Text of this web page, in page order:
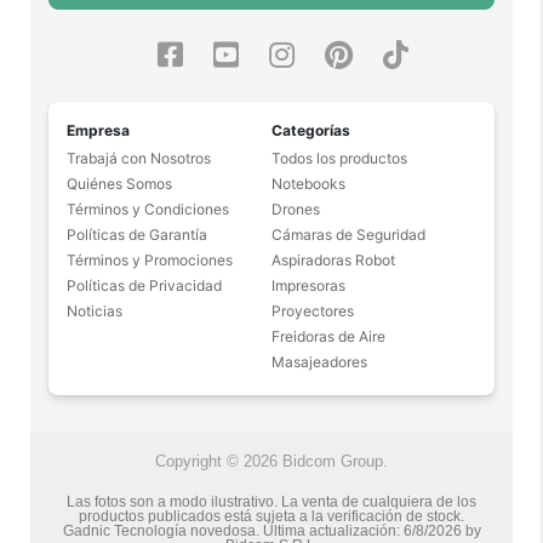
• 12 canales meteorológicos NOAA
• 155 códigos de privacidad (50 códigos CTCSS/ 105
códigos DCS)
privacidad
• Monitoreo y escaneo de canales
• Operación Manos Libres
• Tono de pitido Roger
• Tonos de pulsación de teclas
• Conector para auriculares Kenwood de 2 pines
• Conector USB tipo C para cargar
• Dos opciones de alimentación: Batería de iones de
litio de 1400 mAh o 3 baterías alcalinas AA por radio
• Reloj Dual
---------------------------------------------------
Empresa
Trabajá con Nosotros
Quiénes Somos
Términos y Condiciones
Políticas de Garantía
Términos y Promociones
Políticas de Privacidad
Noticias
Categorías
Todos los productos
Notebooks
Drones
Cámaras de Seguridad
Aspiradoras Robot
Impresoras
Proyectores
Freidoras de Aire
Masajeadores
Copyright © 2026 Bidcom Group.
Las fotos son a modo ilustrativo. La venta de cualquiera de los
productos publicados está sujeta a la verificación de stock.
Gadnic Tecnología novedosa. Última actualización: 6/8/2026 by